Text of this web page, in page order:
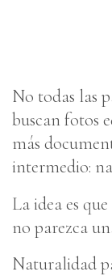
No todas las
buscan fotos
más
intermedio:
La idea es
no parezca
Naturalidad